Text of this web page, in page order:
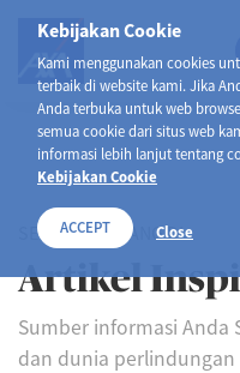
Kebijakan Cookie
Kami menggunakan cookies
terbaik di website kami. Jika
Anda terbuka untuk web
semua cookie dari situs web
informasi lebih lanjut tentang
Kebijakan Cookie
ACCEPT Close
SELAMAT DATANG DI
Artikel
Sumber informasi Anda
dan dunia perlindungan